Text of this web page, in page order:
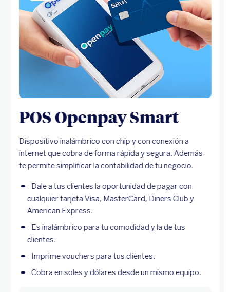
POS Openpay Smart
Dispositivo inalámbrico con chip y con conexión a
internet que cobra de forma rápida y segura. Además
te permite simplificar la contabilidad de tu negocio.
Dale a tus clientes la oportunidad de pagar con
cualquier tarjeta Visa, MasterCard, Diners Club y
American Express.
Es inalámbrico para tu comodidad y la de tus
clientes.
Imprime vouchers para tus clientes.
Cobra en soles y dólares desde un mismo equipo.